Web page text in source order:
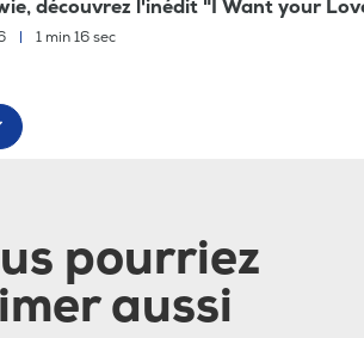
découvrez l'inédit "I Want your
1 min 16 sec
pourriez
aussi